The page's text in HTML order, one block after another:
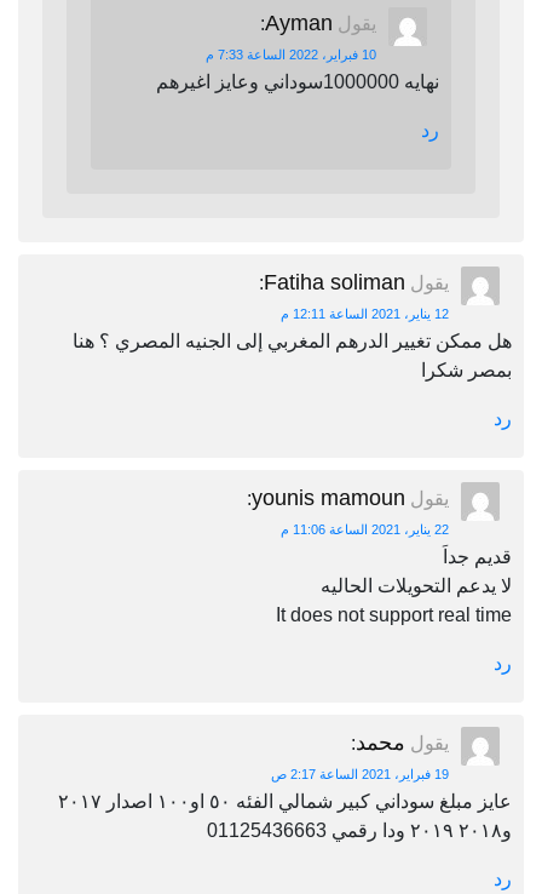
يقول Ayman
:
10 فبراير، 2022 الساعة 7:33 م
نهايه 1000000سوداني وعايز اغيرهم
رد
يقول Fatiha soliman
:
12 يناير، 2021 الساعة 12:11 م
هل ممكن تغيير الدرهم المغربي إلى الجنيه المصري ؟ هنا
بمصر شكرا
رد
يقول younis mamoun
:
22 يناير، 2021 الساعة 11:06 م
قديم جداَ
لا يدعم التحويلات الحاليه
It does not support real time
رد
يقول محمد:
19 فبراير، 2021 الساعة 2:17 ص
عايز مبلغ سوداني كبير شمالي الفئه ٥٠ او١٠٠ اصدار ٢٠١٧
و٢٠١٨ ٢٠١٩ ودا رقمي 01125436663
رد